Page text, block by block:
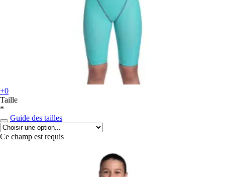
+0
Taille
*
Guide des tailles
Ce champ est requis